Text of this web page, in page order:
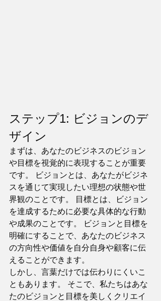
ステップ1: ビジョンのデ
ザイン
まずは、あなたのビジネスのビジョン
や目標を視覚的に表現することが重要
です。 ビジョンとは、あなたがビジネ
スを通じて実現したい理想の状態や世
界観のことです。 目標とは、ビジョン
を達成するために必要な具体的な行動
や成果のことです。 ビジョンと目標を
明確にすることで、あなたのビジネス
の方向性や価値を自分自身や顧客に伝
えることができます。
しかし、言葉だけでは伝わりにくいこ
ともあります。 そこで、私たちはあな
たのビジョンと目標を美しくクリエイ